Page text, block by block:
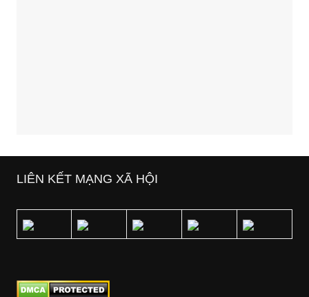
LIÊN KẾT MẠNG XÃ HỘI